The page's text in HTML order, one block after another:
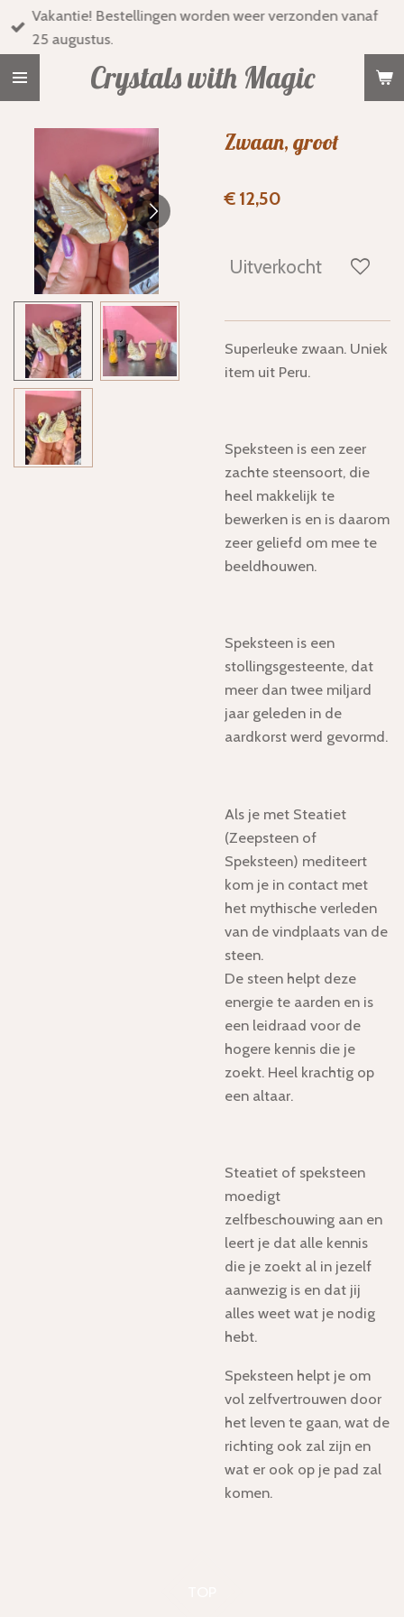
Ga
direct
Crystals with Magic
Vakantie! Bestellingen worden weer verzonden vanaf
25 augustus.
Zwaan, groot
€ 12,50
Uitverkocht
Superleuke zwaan. Uniek
item uit Peru.
Speksteen is een zeer
zachte steensoort, die
heel makkelijk te
bewerken is en is daarom
zeer geliefd om mee te
beeldhouwen.
Speksteen is een
stollingsgesteente, dat
meer dan twee miljard
jaar geleden in de
aardkorst werd gevormd.
Als je met Steatiet
(Zeepsteen of
Speksteen) mediteert
kom je in contact met
het mythische verleden
van de vindplaats van de
steen.
De steen helpt deze
energie te aarden en is
een leidraad voor de
hogere kennis die je
zoekt. Heel krachtig op
een altaar.
Steatiet of speksteen
moedigt
zelfbeschouwing aan en
leert je dat alle kennis
die je zoekt al in jezelf
aanwezig is en dat jij
alles weet wat je nodig
hebt.
Speksteen helpt je om
vol zelfvertrouwen door
het leven te gaan, wat de
richting ook zal zijn en
wat er ook op je pad zal
komen.